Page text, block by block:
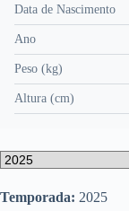
Data de Nascimento
Ano
Peso (kg)
Altura (cm)
Temporada: 2025